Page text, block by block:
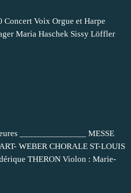
Voix Orgue et Harpe
Maria Haschek Sissy Löffler
_______________ MESSE
WEBER CHORALE ST-LOUIS
THERON Violon : Marie-